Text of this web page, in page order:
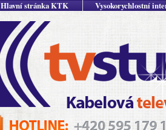
Hlavní stránka KTK Vysokorychlostní